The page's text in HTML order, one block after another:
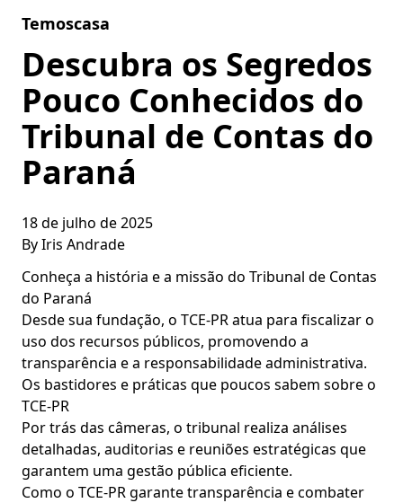
Temoscasa
Descubra os Segredos
Pouco Conhecidos do
Tribunal de Contas do
Paraná
18 de julho de 2025
ByIris Andrade
Conheça a história e a missão do Tribunal de Contas
do Paraná
Desde sua fundação, o TCE-PR atua para fiscalizar o
uso dos recursos públicos, promovendo a
transparência e a responsabilidade administrativa.
Os bastidores e práticas que poucos sabem sobre o
TCE-PR
Por trás das câmeras, o tribunal realiza análises
detalhadas, auditorias e reuniões estratégicas que
garantem uma gestão pública eficiente.
Como o TCE-PR garante transparência e combater